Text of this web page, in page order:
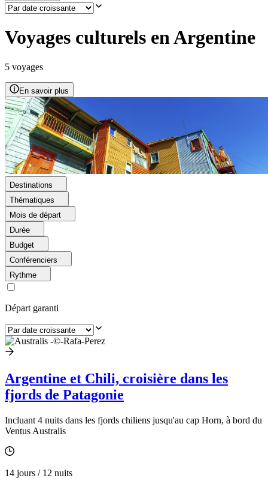
Voyages culturels en Argentine
5 voyages
En savoir plus
Destinations
Thématiques
Mois de départ
Durée
Budget
Conférenciers
Rythme
Départ garanti
Argentine et Chili, croisière dans les
fjords de Patagonie
Incluant 4 nuits dans les fjords chiliens jusqu'au cap Horn, à bord du
Ventus Australis
14 jours / 12 nuits